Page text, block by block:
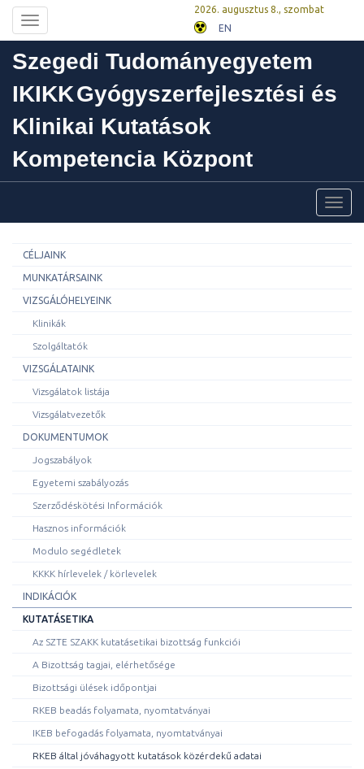
Toggle
navigation
2026. augusztus 8., szombat
EN
Szegedi Tudományegyetem
IKIKKGyógyszerfejlesztési és
Klinikai Kutatások
Kompetencia Központ
CÉLJAINK
MUNKATÁRSAINK
VIZSGÁLÓHELYEINK
Klinikák
Szolgáltatók
VIZSGÁLATAINK
Vizsgálatok listája
Vizsgálatvezetők
DOKUMENTUMOK
Jogszabályok
Egyetemi szabályozás
Szerződéskötési Információk
Hasznos információk
Modulo segédletek
KKKK hírlevelek / körlevelek
INDIKÁCIÓK
KUTATÁSETIKA
Az SZTE SZAKK kutatásetikai bizottság funkciói
A Bizottság tagjai, elérhetősége
Bizottsági ülések időpontjai
RKEB beadás folyamata, nyomtatványai
IKEB befogadás folyamata, nyomtatványai
RKEB által jóváhagyott kutatások közérdekű adatai